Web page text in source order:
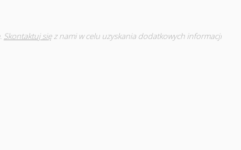
Skontaktuj sięz nami w celu uzyskania dodatkowych informacji